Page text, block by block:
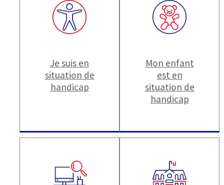
Je suis en
situation de
handicap
Mon enfant
est en
situation de
handicap